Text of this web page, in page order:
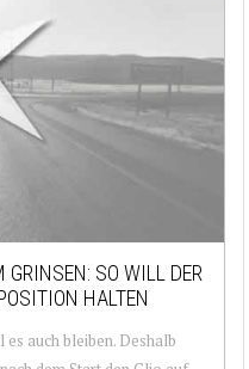
SO WILL DER R
HALTEN
auch bleiben. Deshalb